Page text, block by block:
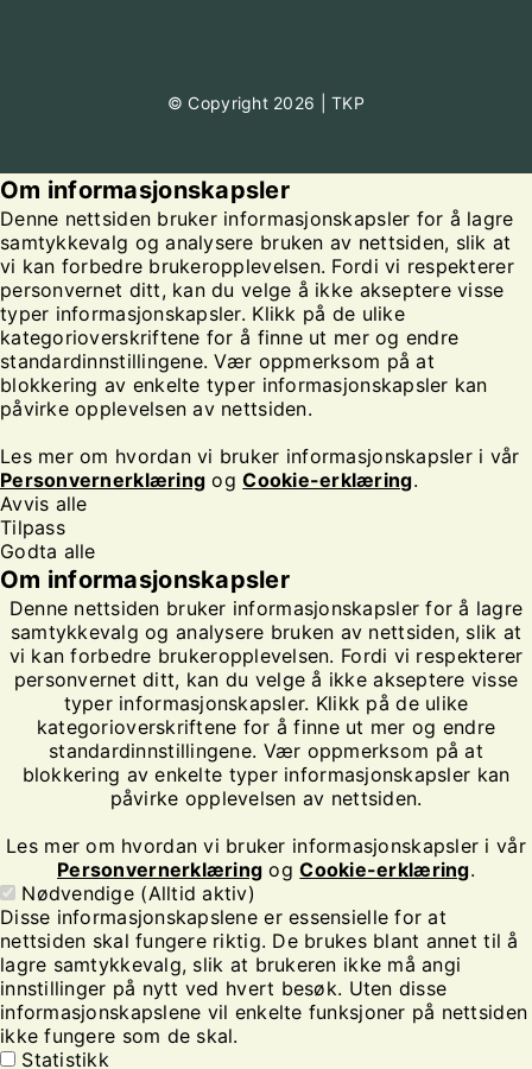
© Copyright 2026 | TKP
Om informasjonskapsler
Denne nettsiden bruker informasjonskapsler for å lagre
samtykkevalg og analysere bruken av nettsiden, slik at
vi kan forbedre brukeropplevelsen. Fordi vi respekterer
personvernet ditt, kan du velge å ikke akseptere visse
typer informasjonskapsler. Klikk på de ulike
kategorioverskriftene for å finne ut mer og endre
standardinnstillingene. Vær oppmerksom på at
blokkering av enkelte typer informasjonskapsler kan
påvirke opplevelsen av nettsiden.
Les mer om hvordan vi bruker informasjonskapsler i vår
Personvernerklæring ogCookie-erklæring.
Avvis alle
Tilpass
Godta alle
Om informasjonskapsler
Denne nettsiden bruker informasjonskapsler for å lagre
samtykkevalg og analysere bruken av nettsiden, slik at
vi kan forbedre brukeropplevelsen. Fordi vi respekterer
personvernet ditt, kan du velge å ikke akseptere visse
typer informasjonskapsler. Klikk på de ulike
kategorioverskriftene for å finne ut mer og endre
standardinnstillingene. Vær oppmerksom på at
blokkering av enkelte typer informasjonskapsler kan
påvirke opplevelsen av nettsiden.
Les mer om hvordan vi bruker informasjonskapsler i vår
Personvernerklæring ogCookie-erklæring.
Nødvendige (Alltid aktiv)
Disse informasjonskapslene er essensielle for at
nettsiden skal fungere riktig. De brukes blant annet til å
lagre samtykkevalg, slik at brukeren ikke må angi
innstillinger på nytt ved hvert besøk. Uten disse
informasjonskapslene vil enkelte funksjoner på nettsiden
ikke fungere som de skal.
Statistikk